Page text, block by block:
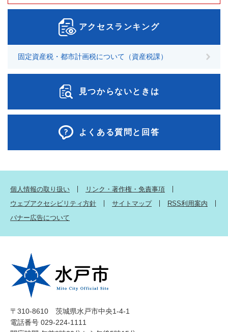
アクセスランキング
固定資産税・都市計画税について（資産税課）
見つからないときは
よくある質問と回答
個人情報の取り扱い
リンク・著作権・免責事項
ウェブアクセシビリティ方針
サイトマップ
RSS利用案内
バナー広告について
〒310-8610 茨城県水戸市中央1-4-1
電話番号 029-224-1111